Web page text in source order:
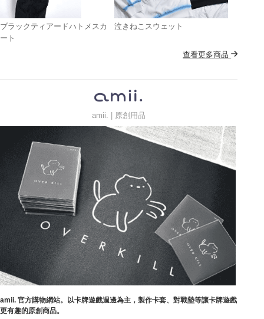
ブラックティアードハトメスカ
ート
泣きねこスウェット
查看更多商品
amii. | 原創用品
amii. 官方購物網站。以卡牌遊戲週邊為主，製作卡套、對戰墊等讓卡牌遊戲
更有趣的原創商品。